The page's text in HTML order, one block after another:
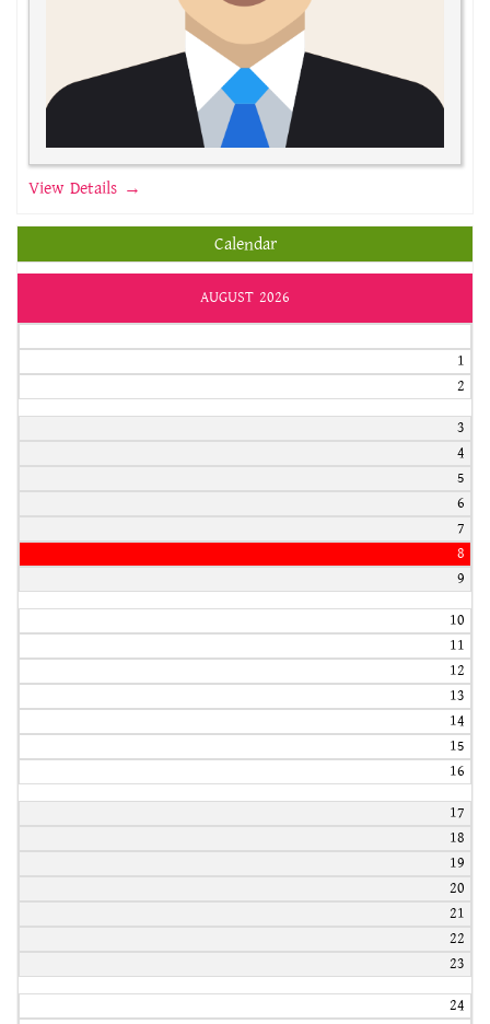
View Details →
Calendar
AUGUST 2026
1
2
3
4
5
6
7
8
9
10
11
12
13
14
15
16
17
18
19
20
21
22
23
24